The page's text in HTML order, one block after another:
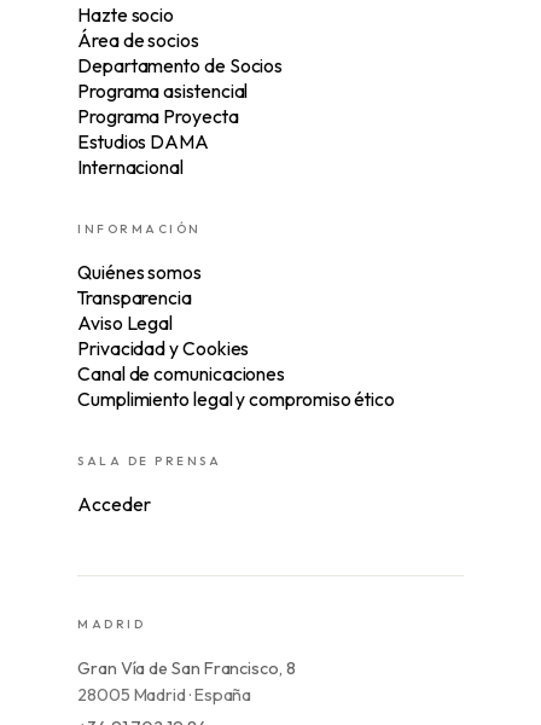
Hazte socio
Área de socios
Departamento de Socios
Programa asistencial
Programa Proyecta
Estudios DAMA
Internacional
INFORMACIÓN
Quiénes somos
Transparencia
Aviso Legal
Privacidad y Cookies
Canal de comunicaciones
Cumplimiento legal y compromiso ético
SALA DE PRENSA
Acceder
MADRID
Gran Vía de San Francisco, 8
28005 Madrid · España